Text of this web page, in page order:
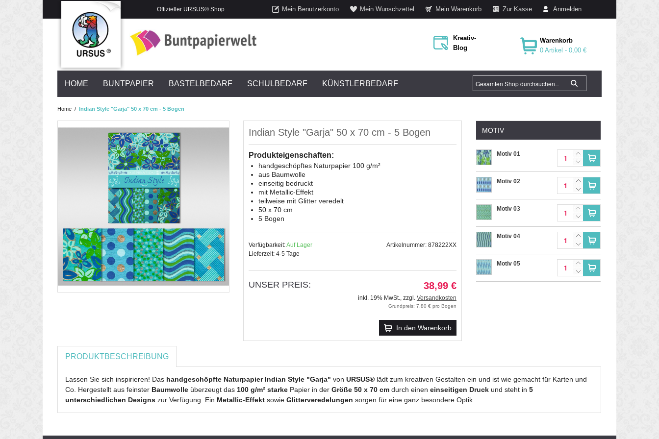
Offizieller URSUS® Shop Mein Benutzerkonto Mein Wunschzettel Mein Warenkorb Zur Kasse Anmelden
Kreativ-
Blog
Warenkorb
0 Artikel -0,00 €
HOME BUNTPAPIER BASTELBEDARF SCHULBEDARF KÜNSTLERBEDARF
Home / Indian Style "Garja" 50 x 70 cm - 5 Bogen
Indian Style "Garja" 50 x 70 cm - 5 Bogen
Produkteigenschaften:
handgeschöpftes Naturpapier 100 g/m²
aus Baumwolle
einseitig bedruckt
mit Metallic-Effekt
teilweise mit Glitter veredelt
50 x 70 cm
5 Bogen
Verfügbarkeit:Auf Lager
Lieferzeit: 4-5 Tage
Artikelnummer: 878222XX
UNSER PREIS: 38,99 €
inkl. 19% MwSt., zzgl. Versandkosten
Grundpreis: 7,80 € pro Bogen
In den Warenkorb
MOTIV
Motiv 01
Motiv 02
Motiv 03
Motiv 04
Motiv 05
PRODUKTBESCHREIBUNG
Lassen Sie sich inspirieren! Das handgeschöpfte Naturpapier Indian Style "Garja" von URSUS® lädt zum kreativen Gestalten ein und ist wie gemacht für Karten und
Co. Hergestellt aus feinster Baumwolle überzeugt das 100 g/m² starke Papier in der Größe 50 x 70 cm durch einen einseitigen Druck und steht in 5
unterschiedlichen Designs zur Verfügung. Ein Metallic-Effekt sowie Glitterveredelungen sorgen für eine ganz besondere Optik.